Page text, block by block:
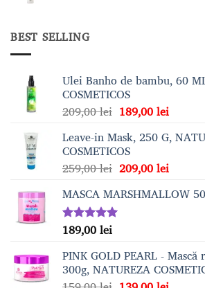
BEST SELLING
Ulei Banho de bambu, 60
COSMETICOS
209,00lei Prețul
a
fost:
209,00 lei.
189,00leiPrețul
este:
Leave-in Mask, 250 G,
COSMETICOS
259,00lei Prețul
a
209,00leiPrețul
este:
MASCA MARSHMALLOW
Evaluat la
5.00din 5
189,00lei
PINK GOLD PEARL - Mască
300g, NATUREZA